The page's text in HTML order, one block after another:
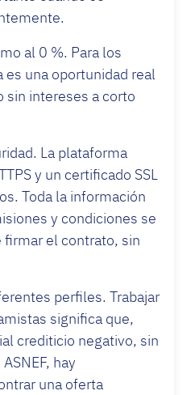
al 0 %. Para los
una oportunidad real
sin intereses a corto
La plataforma
y un certificado SSL
Toda la información
y condiciones se
firmar el contrato, sin
perfiles. Trabajar
significa que,
crediticio negativo, sin
hay
una oferta